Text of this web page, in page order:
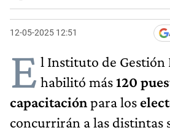
12-05-2025 12:51
E l Instituto de Gestión
habilitó más120
capacitaciónpara los
concurrirán a las distintas